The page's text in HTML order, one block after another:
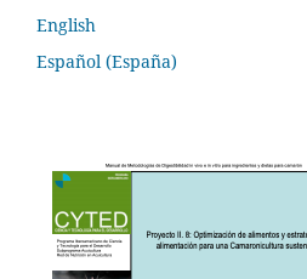
English
Español (España)